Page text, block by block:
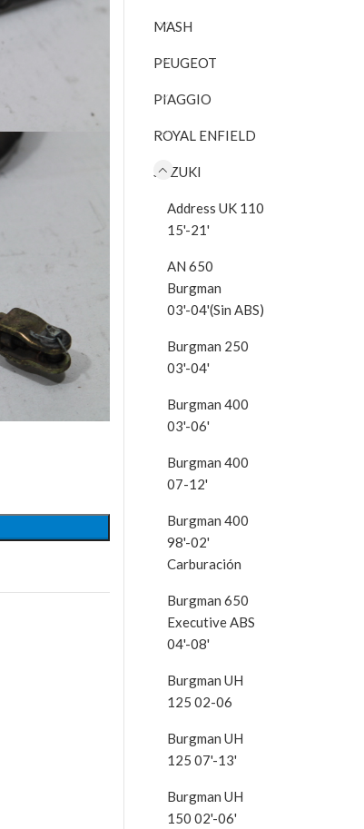
MASH
PEUGEOT
PIAGGIO
ROYAL ENFIELD
SUZUKI
Address UK 110
15'-21'
AN 650
Burgman
03'-04'(Sin ABS)
Burgman 250
03'-04'
Burgman 400
03'-06'
Burgman 400
07-12'
Burgman 400
98'-02'
Carburación
Burgman 650
Executive ABS
04'-08'
Burgman UH
125 02-06
Burgman UH
125 07'-13'
Burgman UH
150 02'-06'